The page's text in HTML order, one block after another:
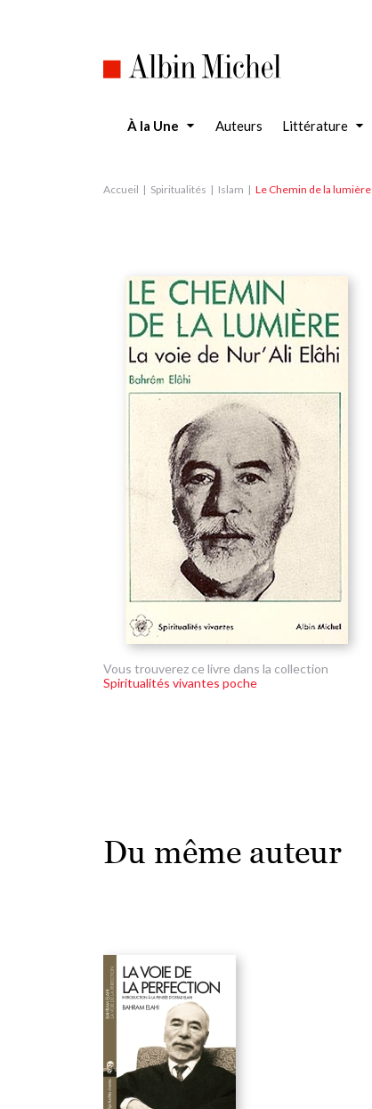
À la Une Auteurs Littérature
Accueil Spiritualités Islam Le Chemin de la lumière
Vous trouverez ce livre dans la collection
Spiritualités vivantes poche
Du même auteur